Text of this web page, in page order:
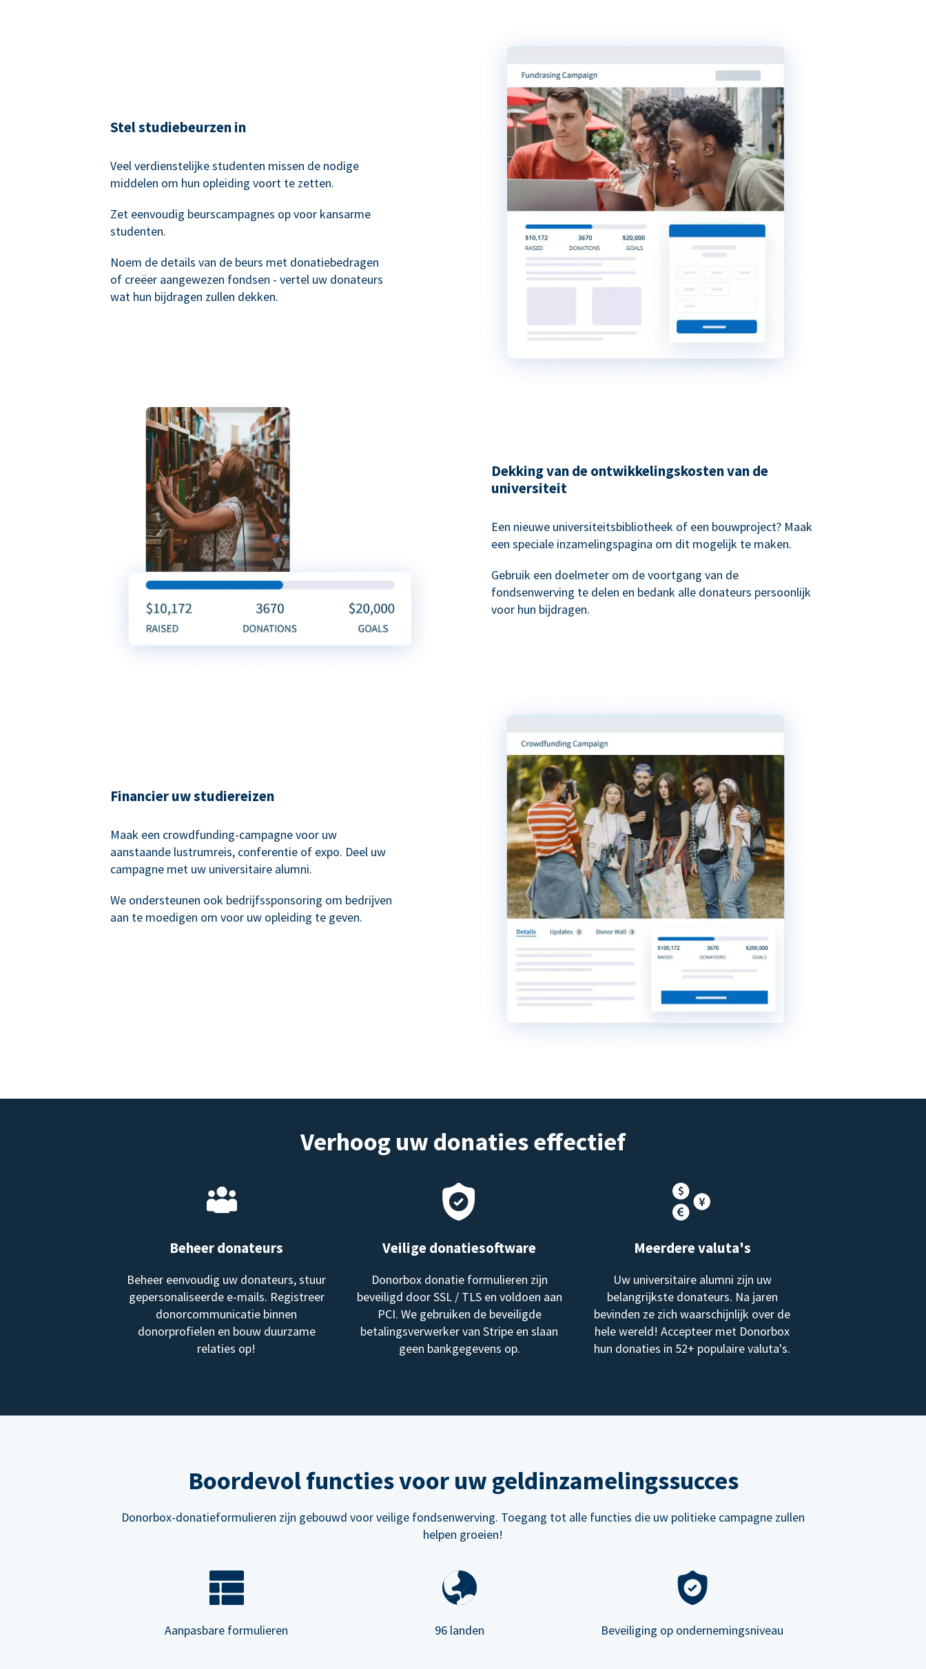
Stel studiebeurzen in
Veel verdienstelijke studenten missen de nodige
middelen om hun opleiding voort te zetten.
Zet eenvoudig beurscampagnes op voor kansarme
studenten.
Noem de details van de beurs met donatiebedragen
of creëer aangewezen fondsen - vertel uw donateurs
wat hun bijdragen zullen dekken.
Dekking van de ontwikkelingskosten van de
universiteit
Een nieuwe universiteitsbibliotheek of een bouwproject? Maak
een speciale inzamelingspagina om dit mogelijk te maken.
Gebruik een doelmeter om de voortgang van de
fondsenwerving te delen en bedank alle donateurs persoonlijk
voor hun bijdragen.
Financier uw studiereizen
Maak een crowdfunding-campagne voor uw
aanstaande lustrumreis, conferentie of expo. Deel uw
campagne met uw universitaire alumni.
We ondersteunen ook bedrijfssponsoring om bedrijven
aan te moedigen om voor uw opleiding te geven.
Verhoog uw donaties effectief
Beheer donateurs
Beheer eenvoudig uw donateurs, stuur
gepersonaliseerde e-mails. Registreer
donorcommunicatie binnen
donorprofielen en bouw duurzame
relaties op!
Veilige donatiesoftware
Donorbox donatie formulieren zijn
beveiligd door SSL / TLS en voldoen aan
PCI. We gebruiken de beveiligde
betalingsverwerker van Stripe en slaan
geen bankgegevens op.
Meerdere valuta's
Uw universitaire alumni zijn uw
belangrijkste donateurs. Na jaren
bevinden ze zich waarschijnlijk over de
hele wereld! Accepteer met Donorbox
hun donaties in 52+ populaire valuta's.
Boordevol functies voor uw geldinzamelingssucces
Donorbox-donatieformulieren zijn gebouwd voor veilige fondsenwerving. Toegang tot alle functies die uw politieke campagne zullen
helpen groeien!
Aanpasbare formulieren 96 landen Beveiliging op ondernemingsniveau